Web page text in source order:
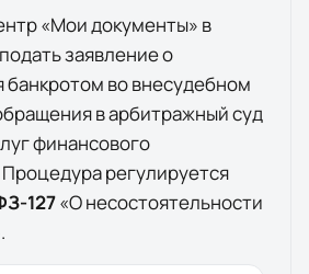
«Мои документы» в
заявление о
банкротом во внесудебном
в арбитражный суд
финансового
регулируется
127«О несостоятельности